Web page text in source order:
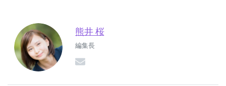
熊井 桜
編集長